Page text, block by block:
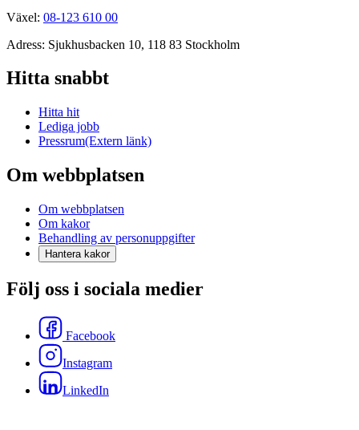
Växel: 08-123 610 00
Adress: Sjukhusbacken 10, 118 83 Stockholm
Hitta snabbt
Hitta hit
Lediga jobb
Pressrum(Extern länk)
Om webbplatsen
Om webbplatsen
Om kakor
Behandling av personuppgifter
Hantera kakor
Följ oss i sociala medier
Facebook
Instagram
LinkedIn